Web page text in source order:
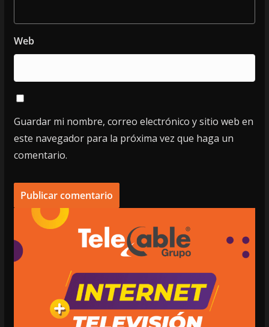
Web
Guardar mi nombre, correo electrónico y sitio web en
este navegador para la próxima vez que haga un
comentario.